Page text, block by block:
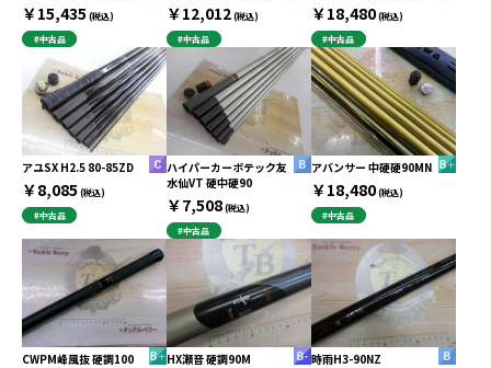
￥15,435 (税込)
#中古品
￥12,012(税込)
#中古品
￥18,480(税込)
#中古品
アユSX H2.5 80-85ZD
￥8,085 (税込)
#中古品
ハイパーカーボテック友
水仙VT 硬中硬90
￥7,508(税込)
#中古品
アバンサー 中硬硬90MN
￥18,480(税込)
#中古品
CWPM峰風抜 硬調100 HX瀬音 硬調90M 時雨H3-90NZ